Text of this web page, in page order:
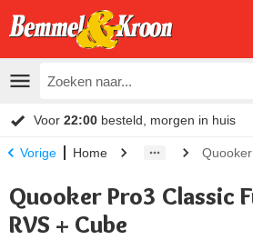
Voor 22:00 besteld, morgen in huis
Vorige Home
Quooker Pro3 Classic
RVS + Cube